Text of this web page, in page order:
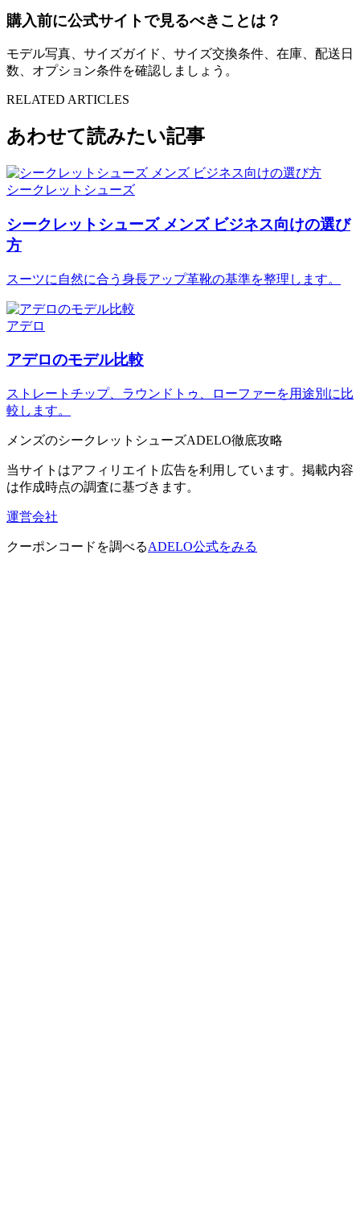
購入前に公式サイトで見るべきことは？
モデル写真、サイズガイド、サイズ交換条件、在庫、配送日
数、オプション条件を確認しましょう。
RELATED ARTICLES
あわせて読みたい記事
シークレットシューズ
シークレットシューズ メンズ ビジネス向けの選び
方
スーツに自然に合う身長アップ革靴の基準を整理します。
アデロ
アデロのモデル比較
ストレートチップ、ラウンドトゥ、ローファーを用途別に比
較します。
メンズのシークレットシューズADELO徹底攻略
当サイトはアフィリエイト広告を利用しています。掲載内容
は作成時点の調査に基づきます。
運営会社
クーポンコードを調べるADELO公式をみる